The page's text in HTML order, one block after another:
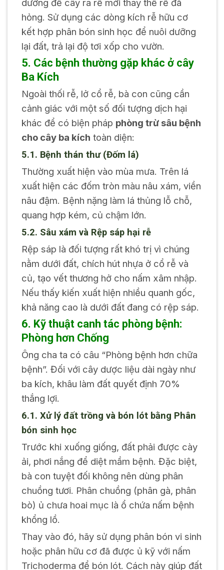
dưỡng để cây ra rễ mới thay thế rễ đã
hỏng. Sử dụng các dòng kích rễ hữu cơ
kết hợp phân bón sinh học để nuôi dưỡng
lại đất, trả lại độ tơi xốp cho vườn.
5. Các bệnh thường gặp khác ở cây
Ba Kích
Ngoài thối rễ, lở cổ rễ, bà con cũng cần
cảnh giác với một số đối tượng dịch hại
khác để có biện pháp phòng trừ sâu bệnh
cho cây ba kích toàn diện:
5.1. Bệnh thán thư (Đốm lá)
Thường xuất hiện vào mùa mưa. Trên lá
xuất hiện các đốm tròn màu nâu xám, viền
nâu đậm. Bệnh nặng làm lá thủng lỗ chỗ,
quang hợp kém, củ chậm lớn.
5.2. Sâu xám và Rệp sáp hại rễ
Rệp sáp là đối tượng rất khó trị vì chúng
nằm dưới đất, chích hút nhựa ở cổ rễ và
củ, tạo vết thương hở cho nấm xâm nhập.
Nếu thấy kiến xuất hiện nhiều quanh gốc,
khả năng cao là dưới đất đang có rệp sáp.
6. Kỹ thuật canh tác phòng bệnh:
Phòng hơn Chống
Ông cha ta có câu “Phòng bệnh hơn chữa
bệnh”. Đối với cây dược liệu dài ngày như
ba kích, khâu làm đất quyết định 70%
thắng lợi.
6.1. Xử lý đất trồng và bón lót bằng Phân
bón sinh học
Trước khi xuống giống, đất phải được cày
ải, phơi nắng để diệt mầm bệnh. Đặc biệt,
bà con tuyệt đối không nên dùng phân
chuồng tươi. Phân chuồng (phân gà, phân
bò) ủ chưa hoai mục là ổ chứa nấm bệnh
khổng lồ.
Thay vào đó, hãy sử dụng phân bón vi sinh
hoặc phân hữu cơ đã được ủ kỹ với nấm
Trichoderma để bón lót. Cách này giúp đất